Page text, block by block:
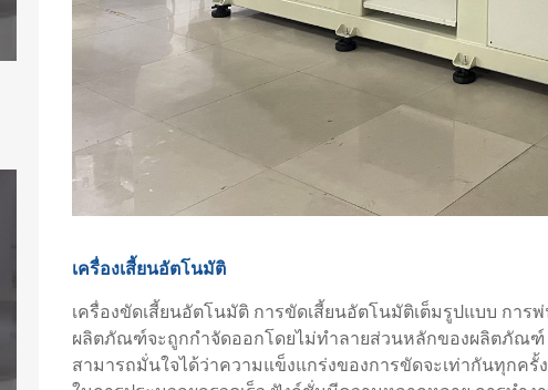
เครื่องเสี้ยนอัตโนมัติ
เครื่องขัดเสี้ยนอัตโนมัติ การขัดเสี้ยนอัตโนมัติเต็มรูปแบบ กา
ผลิตภัณฑ์จะถูกกำจัดออกโดยไม่ทำลายส่วนหลักของผลิตภัณฑ์
สามารถมั่นใจได้ว่าความแข็งแกร่งของการขัดจะเท่ากันทุกค